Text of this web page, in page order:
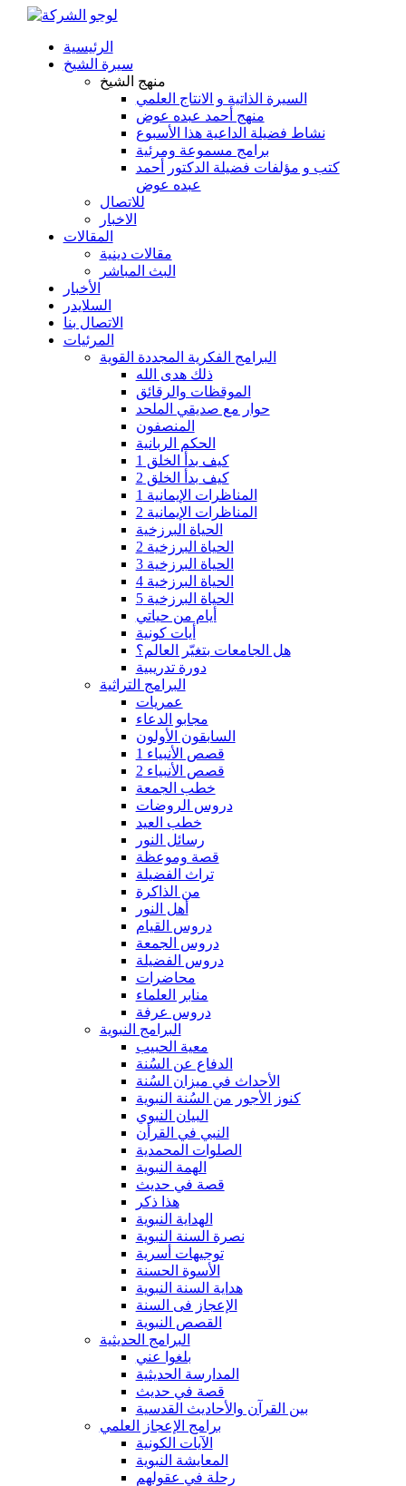
الرئيسية
سيرة الشيخ
منهج الشيخ
السيرة الذاتية و الانتاج العلمي
منهج أحمد عبده عوض
نشاط فضيلة الداعية هذا الأسبوع
برامج مسموعة ومرئية
كتب و مؤلفات فضيلة الدكتور أحمد
عبده عوض
للاتصال
الاخبار
المقالات
مقالات دينية
البث المباشر
الأخبار
السلايدر
الاتصال بنا
المرئيات
البرامج الفكرية المجددة القوية
ذلك هدى الله
الموقظات والرقائق
حوار مع صديقي الملحد
المنصفون
الحكم الربانية
كيف بدأ الخلق 1
كيف بدأ الخلق 2
المناظرات الإيمانية 1
المناظرات الإيمانية 2
الحياة البرزخية
الحياة البرزخية 2
الحياة البرزخية 3
الحياة البرزخية 4
الحياة البرزخية 5
أيام من حياتي
أيات كونية
هل الجامعات بتغيّر العالم؟
دورة تدريبية
البرامج التراثية
عمريات
مجابو الدعاء
السابقون الأولون
قصص الأنبياء 1
قصص الأنبياء 2
خطب الجمعة
دروس الروضات
خطب العيد
رسائل النور
قصة وموعظة
تراث الفضيلة
من الذاكرة
أهل النور
دروس القيام
دروس الجمعة
دروس الفضيلة
محاضرات
منابر العلماء
دروس عرفة
البرامج النبوية
معية الحبيب
الدفاع عن السُنة
الأحداث في ميزان السُنة
كنوز الأجور من السُنة النبوية
البيان النبوي
النبي في القرأن
الصلوات المحمدية
الهمة النبوية
قصة في حديث
هذا ذكر
الهداية النبوية
نصرة السنة النبوية
توجيهات أسرية
الأسوة الحسنة
هداية السنة النبوية
الإعجاز فى السنة
القصص النبوية
البرامج الحديثية
بلغوا عني
المدارسة الحديثية
قصة في حديث
بين القرآن والأحاديث القدسية
برامج الإعجاز العلمي
الآيات الكونية
المعايشة النبوية
رحلة في عقولهم